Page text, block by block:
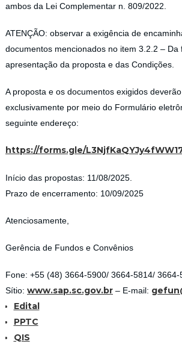
ambos da Lei Complementar n. 809/2022.
ATENÇÃO: observar a exigência de
documentos mencionados no item 3.2.2 – Da
apresentação da proposta e das Condições.
A proposta e os documentos exigidos
exclusivamente por meio do Formulário
seguinte endereço:
https://forms.gle/
Início das propostas: 11/08/2025.
Prazo de encerramento: 10/09/2025
Atenciosamente,
Gerência de Fundos e Convênios
Fone: +55 (48) 3664-5900/ 3664-5814/ 3664-
Sítio: www.sap.sc.gov.br – E-mail:
Edital
PPTC
QIS